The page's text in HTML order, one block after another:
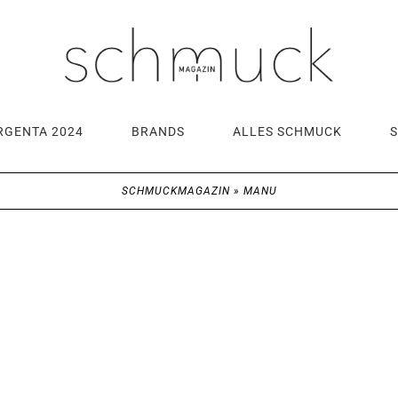
2024 BRANDS ALLES SCHMUCK
SCHMUCKMAGAZIN» MANU